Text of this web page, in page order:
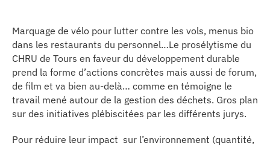
CONNECTÉ
d’info
Marquage de vélo pour lutter contre les vols, menus bio
dans les restaurants du personnel…Le prosélytisme du
CHRU de Tours en faveur du développement durable
prend la forme d’actions concrètes mais aussi de forum,
de film et va bien au-delà… comme en témoigne le
travail mené autour de la gestion des déchets. Gros plan
sur des initiatives plébiscitées par les différents jurys.
Pour réduire leur impact sur l’environnement (quantité,